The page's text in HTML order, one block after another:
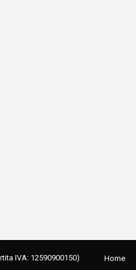
IVA: 12590900150) Home